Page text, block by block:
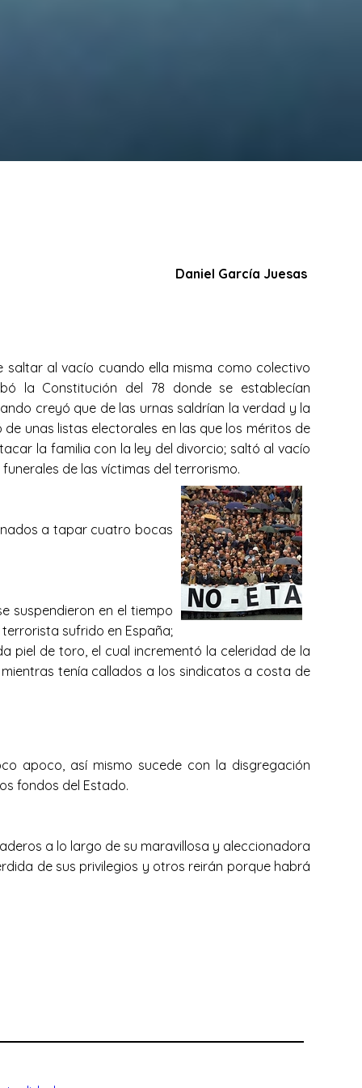
Daniel García Juesas
saltar al vacío cuando ella misma como colectivo
la Constitución del 78 donde se establecían
creyó que de las urnas saldrían la verdad y la
unas listas electorales en las que los méritos de
la familia con la ley del divorcio; saltó al vacío
de las víctimas del terrorismo.
a tapar cuatro bocas
suspendieron en el tiempo
sufrido en España;
piel de toro, el cual incrementó la celeridad de la
tenía callados a los sindicatos a costa de
apoco, así mismo sucede con la disgregación
fondos del Estado.
a lo largo de su maravillosa y aleccionadora
de sus privilegios y otros reirán porque habrá